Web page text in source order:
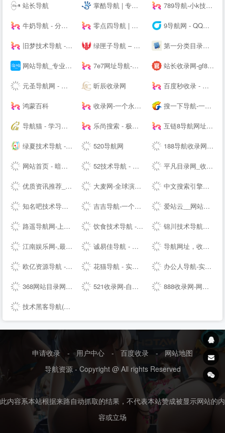
站长导航 掌酷导航 | 专注影音娱乐的网址导航 789导航-小k技术网,小刀娱乐网
牛奶导航 - 分类目录导航网_资源网站大全_站长资源分享网 零点四导航 | 优秀网站聚集地 9导航网 - QQ导航资源_SEO优化_原创IT站长9导航网
旧梦技术导航 - 技术导航网,资源网,滚石导航网,技术导航,小刀娱乐网,学技术 找资源 从这里开始 绿匣子导航 – 电影电视剧导航 – 24H秒收录网址导航网站 第一分类目录网-七嫂网址导航,网站目录「实用的分类目录网站大全」
网站导航_专业网站分类目录网站大全_淘站目录网 7e7网址导航-网站大全-免费网站收录 站长收录网-gf8.top-秒收录导航-名站网址导航-网站收录-快速收录-技术导航-SEO导航
元圣导航网 - 专业的网址导航 昕辰收录网 百度秒收录 - 免费收录网站,迅速提升流量|NinHuLINK
鸿蒙百科 收录网-一个永久免费提交秒收录正规好站的网址导航大全 搜一下导航-一个聚合所有网站的主页，并打造最具影响力的站长导航及站长分享推广平台！葫芦导航_大咖技术导航_国际网址导航_网址导航_设计素材导航_小K网_小刀网_吾爱破解_站长导航网、滚石技术导航网、名站网址导航、网址大全、网址之家。
导航猫 - 学习技术 从这里开始 乐尚搜索 - 极简多引擎主页 互链8导航网址收录-互链8网址导航
绿夏技术导航 - 精选优质技术_资源网址导航 520导航网 188导航收录网_自动秒收录|技术导航|站长导航|网址导航|免费收录网|自动链接|友情链接网
网站首页 - 暗夜云导航-暗夜云导航 52技术导航 - 学技术,查资源,看资讯,就上52技术导航 平凡目录网_收录网址
优质资讯推荐_腾讯网 大麦网-全球演出赛事官方购票平台-100%正品、先付先抢、在线选座！ 中文搜索引擎指南网「搜网」- 让您搜索更快更准确！
知名吧技术导航-学习技术 从这里开始 吉吉导航-一个为你服务的大众化导航网站，收录了大量好用的网站|首页 爱站云__网站收录与提交入口 - 每一个网站背后都有一个故事
路遥导航网-上网从这里开始 饮食技术导航 - 免费收录精品资源网址技术导航 学习技术 从这里开始 锦川技术导航网 - 小刀娱乐网,QQ资源吧,滚石导航网,锦川资源库,小刀娱乐网, 找资源 学习技术 从这里开始
江南娱乐网-,最负责任平台！ 诚易佳导航 - 学习技术 从这里开始 导航网址，收录网，导航系统，站长导航,站长网址导航,站长技术导航,站长资源,自动秒收录,技术导航,名站网址,名站导航,免费外链,免费收录网站
欧亿资源导航 - 专注海外精品资源、资源网站、海外推广、海外短信、小刀娱乐网休闲娱乐、免费影视、担保娱乐、海外社交以及娱乐活动，欢迎前来探索。 花猫导航 - 实用网站大全导航 办公人导航-实用的办公生活导航网站！
368网站目录网-免费发布收录优秀网站_网址分类提交_网站大全导航 521收录网-自动秒收录 888收录网-网站收录-网址收录-自动秒收录
技术黑客导航(www.jshkw.com)-站长导航,免费收录网址,实用网址导航,资源导航网
申请收录 - 用户中心 - 百度收录 -
网站地图
导航资源 - Copyright @ All rights Reserved
此内容系本站根据来路自动抓取的结果，不代表本站赞成被显示网站的内
容或立场